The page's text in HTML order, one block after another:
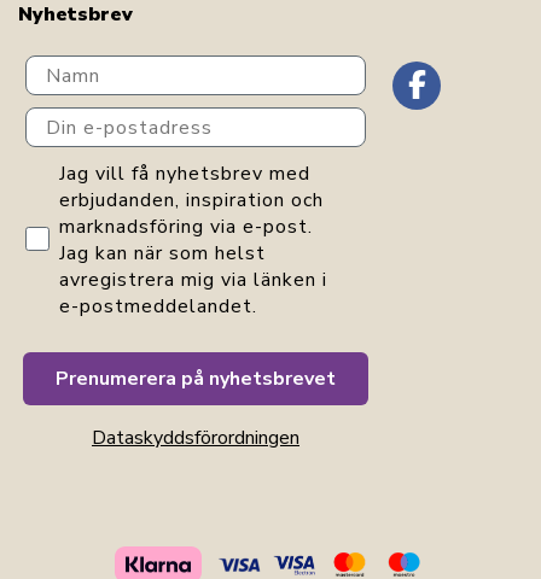
Nyhetsbrev
Navn
Din e-postadress
GDPR consent
Jag vill få nyhetsbrev med
erbjudanden, inspiration och
marknadsföring via e-post.
Jag kan när som helst
avregistrera mig via länken i
e-postmeddelandet.
Prenumerera på nyhetsbrevet
Dataskyddsförordningen